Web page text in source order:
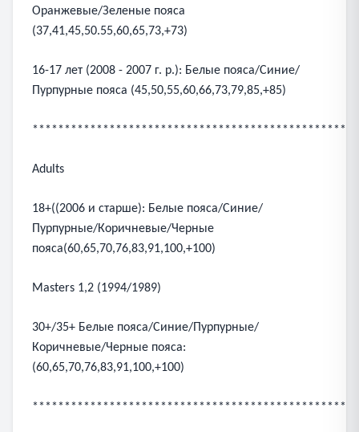
Оранжевые/Зеленые пояса
(37,41,45,50.55,60,65,73,+73)
16-17 лет (2008 - 2007 г. р.): Белые пояса/Синие/
Пурпурные пояса (45,50,55,60,66,73,79,85,+85)
Adults
18+((2006 и старше): Белые пояса/Синие/
Пурпурные/Коричневые/Черные
пояса(60,65,70,76,83,91,100,+100)
Masters 1,2 (1994/1989)
30+/35+ Белые пояса/Синие/Пурпурные/
Коричневые/Черные пояса:
(60,65,70,76,83,91,100,+100)